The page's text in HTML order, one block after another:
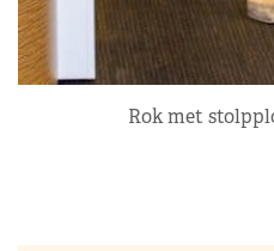
Rok met